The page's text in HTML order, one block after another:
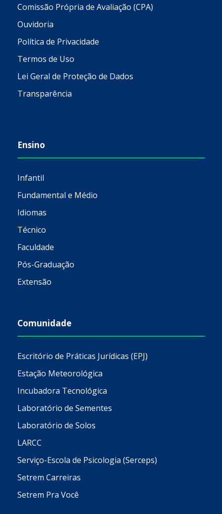
Comissão Própria de Avaliação (CPA)
Ouvidoria
Política de Privacidade
Termos de Uso
Lei Geral de Proteção de Dados
Transparência
Ensino
Infantil
Fundamental e Médio
Idiomas
Técnico
Faculdade
Pós-Graduação
Extensão
Comunidade
Escritório de Práticas Jurídicas (EPJ)
Estação Meteorológica
Incubadora Tecnológica
Laboratório de Sementes
Laboratório de Solos
LARCC
Serviço-Escola de Psicologia (Serceps)
Setrem Carreiras
Setrem Pra Você